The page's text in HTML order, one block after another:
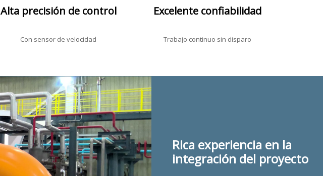
Alta precisión de control
Con sensor de velocidad
Excelente confiabilidad
Trabajo continuo sin disparo
Rica experiencia en la
integración del proyecto